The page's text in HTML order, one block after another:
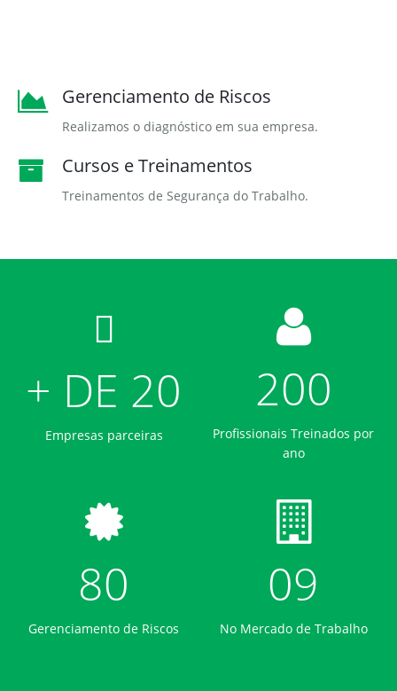
Gerenciamento de Riscos
Realizamos o diagnóstico em sua empresa.
Cursos e Treinamentos
Treinamentos de Segurança do Trabalho.
+ DE 20
Empresas parceiras
200
Profissionais Treinados por
ano
80
Gerenciamento de Riscos
09
No Mercado de Trabalho